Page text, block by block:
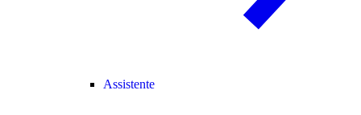
Assistente